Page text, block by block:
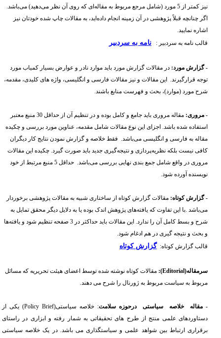
نیز کمتر از 5 مورد (شامل مرجع مربوط به مقاله‌ای که روی آن نظر می‌دهید) می‌باشد.
اگر چنانچه قبلاً پژوهشی در آن زمینه انجام داده‌اید، به مقالات چاپ شده خودتان نیز
اشاره نمایید.
قالب نامه به سردبیر : نامه به سردبیر
- گزارش مورد:در مقالات گزارش مورد باید موارد نادر و عوارض بسیار کمیاب مورد
توجه قرارگیرند. این مقالات و نیز مقالات فارسی و انگلیسی، واژه های کلیدی، مقدمه،
شرح مورد (موارد)، بحث و فهرست منابع باشند.
- مروری:
مقاله مروری باید جامع و کامل بوده و در تنظیم آن از حداقل 30 منبع معتبر
استفاده شده باشد. اجزای این نوع مقالات شامل مقدمه، عناوین مورد بررسی و چکیده
مقاله به فارسی و انگلیسی می‌باشد. فقط خلاصه و گزارش نمودن نتایج کار دیگران
کافی نیست بلکه نظریه‌پردازی و نتیجه‌گیری جدید باید صورت گیرد. چکیده این مقالات
مروری در واقع شامل جمع بندی نهایی بررسی می‌باشد. حداقل 5 منبع مرتبط از خود
نویسنده آورده شود.
- گزارش کوتاه:مقالات گزارش کوتاه از ساختاری شبیه به مقالات پژوهشی برخوردار
می‌باشد .با این تفاوت که یافته‌های پژوهش اندک بوده یا به دلایل دیگر محقق تمایل به
شرح و بسط کامل آن را ندارد. این مقالات باید حداکثر در 3 صفحه تنظیم شود و یافته‌ها
و بحث و نتیجه گیری در هم ادغام شود.
قالب گزارش کوتاه:گزارش کوتاه
سرمقاله(Editorial
):مقالات کوتاه نوشته شده توسط اعضای هیئت تحریریه که مسائل
مربوط به سیاست مربوط به ژورنال را شرح می دهند.
- مقاله خلاصه سیاستی درحوزه سلامت: خلاصه سیاستی(Policy Brief) یکی از
دستاوردهای علمی منتج از طرح های تحقیقاتی به شمار رفته و ابزاری در راستای
برقراری ارتباط بین شواهد علمی و سیاستگذاری می باشد. در یک خلاصه سیاستی